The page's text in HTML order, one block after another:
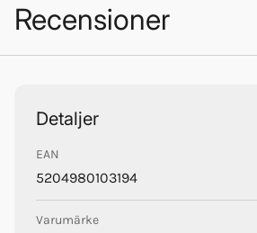
Lalizas
Recensioner
Detaljer
EAN
5204980103194
Varumärke